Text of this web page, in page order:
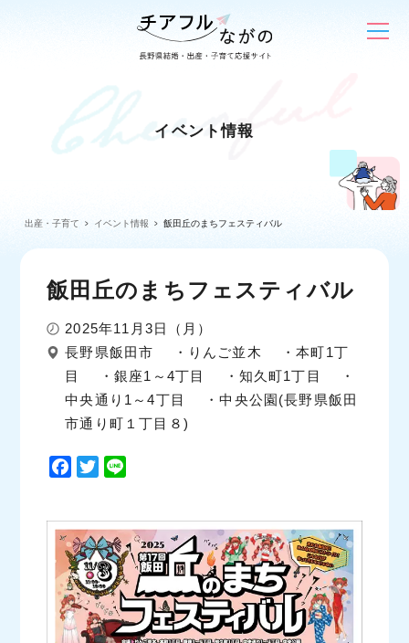
イベント情報
出産・子育て イベント情報 飯田丘のまちフェスティバル
飯田丘のまちフェスティバル
2025年11月3日（月）
長野県飯田市 ・りんご並木 ・本町1丁
目 ・銀座1～4丁目 ・知久町1丁目 ・
中央通り1～4丁目 ・中央公園(長野県飯田
市通り町１丁目８)
F
e
b
o
o
k
T
t
t
e
r
e